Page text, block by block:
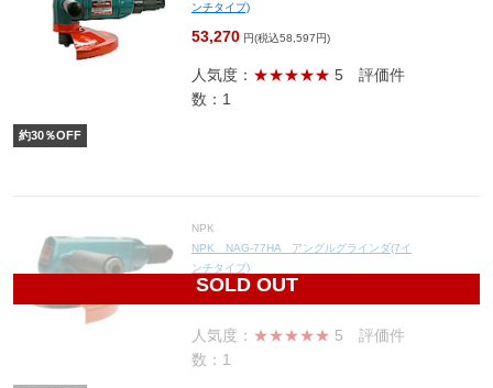
ンチタイプ)
53,270 円(税込58,597円)
人気度： ★★★★★ 5 評価件
数：1
約30％OFF
SOLD OUT
NPK
NPK NAG-77HA アングルグラインダ(7イ
ンチタイプ)
51,100
人気度： ★★★★★ 5 評価件
数：1